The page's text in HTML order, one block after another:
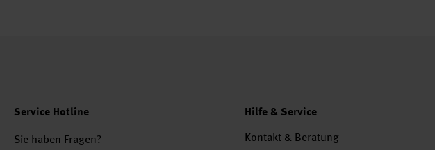
Service Hotline
Sie haben Fragen?
Hilfe & Service
Kontakt & Beratung